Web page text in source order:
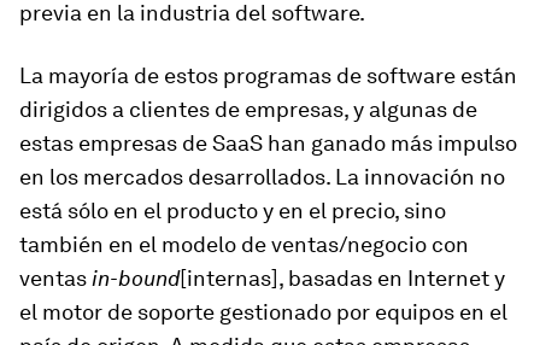
previa en la industria del software.
La mayoría de estos programas de software están
dirigidos a clientes de empresas, y algunas de
estas empresas de SaaS han ganado más impulso
en los mercados desarrollados. La innovación no
está sólo en el producto y en el precio, sino
también en el modelo de ventas/negocio con
ventas in-bound[internas], basadas en Internet y
el motor de soporte gestionado por equipos en el